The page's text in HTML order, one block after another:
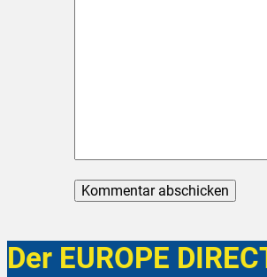
Der EUROPE